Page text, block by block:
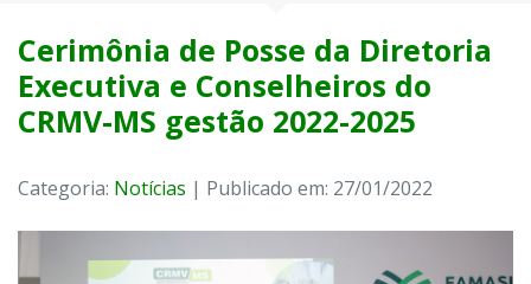
Cerimônia de Posse da Diretoria
Executiva e Conselheiros do
CRMV-MS gestão 2022-2025
Categoria: Notícias | Publicado em: 27/01/2022